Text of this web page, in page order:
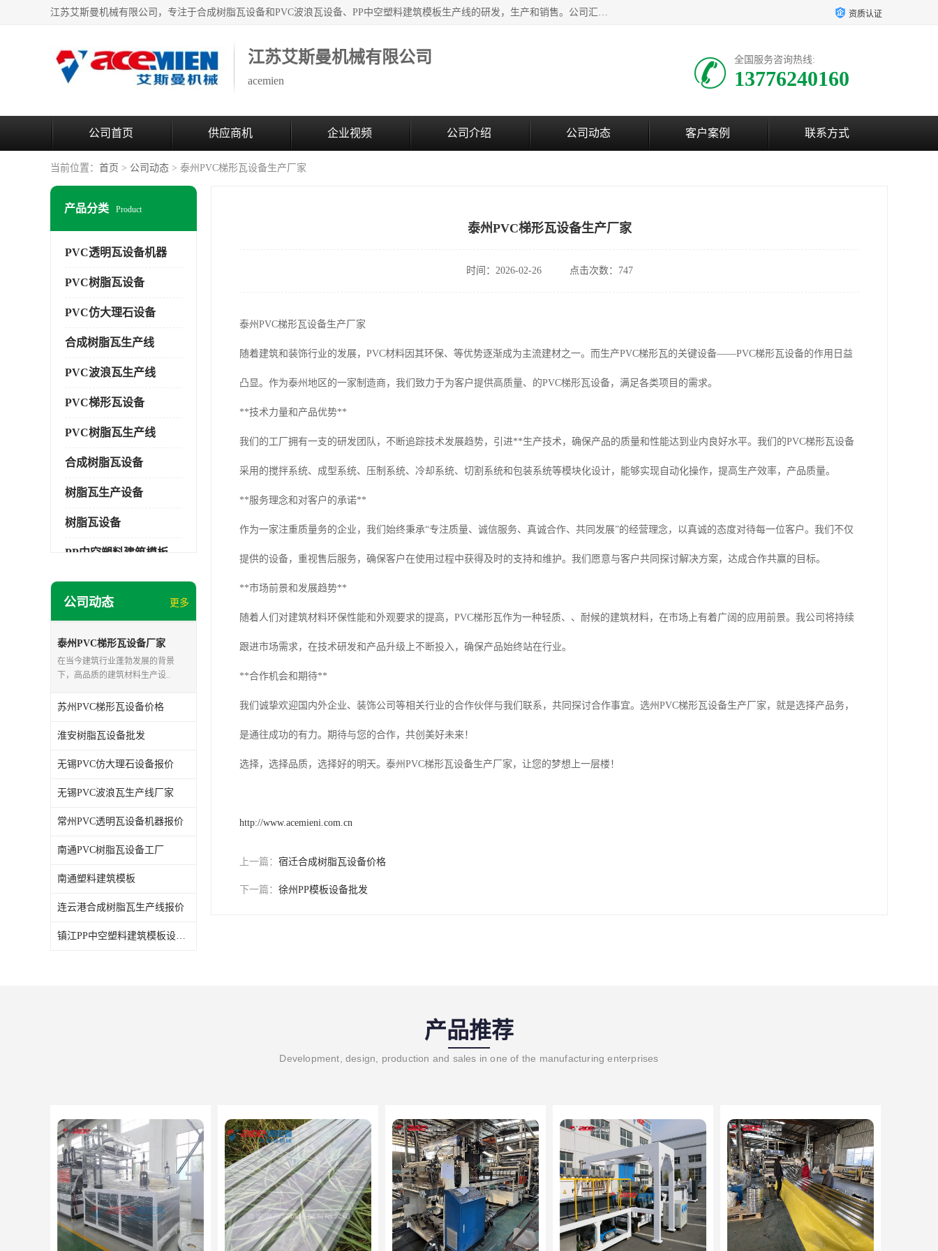
江苏艾斯曼机械有限公司，专注于合成树脂瓦设备和PVC波浪瓦设备、PP中空塑料建筑模板生产线的研发，生产和销售。公司汇集了一批专业技术领域的优秀人才，组成了以中青年科技精英为骨干的高素质科研队伍，在不断的产品研发实践中积累了丰富的产品设计经验和精深的理论知识。 资质认证
江苏艾斯曼机械有限公司
acemien
全国服务咨询热线:
13776240160
公司首页 供应商机 企业视频 公司介绍 公司动态 客户案例 联系方式
当前位置： 首页 > 公司动态 > 泰州PVC梯形瓦设备生产厂家
产品分类 Product
PVC透明瓦设备机器
PVC树脂瓦设备
PVC仿大理石设备
合成树脂瓦生产线
PVC波浪瓦生产线
PVC梯形瓦设备
PVC树脂瓦生产线
合成树脂瓦设备
树脂瓦生产设备
树脂瓦设备
塑料建筑模板
公司动态 更多
泰州PVC梯形瓦设备厂家
在当今建筑行业蓬勃发展的背景
下，高品质的建筑材料生产设..
苏州PVC梯形瓦设备价格
淮安树脂瓦设备批发
无锡PVC仿大理石设备报价
无锡PVC波浪瓦生产线厂家
常州PVC透明瓦设备机器报价
南通PVC树脂瓦设备工厂
南通塑料建筑模板
连云港合成树脂瓦生产线报价
镇江PP中空塑料建筑模板设备工厂
泰州PVC梯形瓦设备生产厂家
时间：2026-02-26 点击次数：747
泰州PVC梯形瓦设备生产厂家
随着建筑和装饰行业的发展，PVC材料因其环保、等优势逐渐成为主流建材之一。而生产PVC梯形瓦的关键设备——PVC梯形瓦设备的作用日益
凸显。作为泰州地区的一家制造商，我们致力于为客户提供高质量、的PVC梯形瓦设备，满足各类项目的需求。
**技术力量和产品优势**
我们的工厂拥有一支的研发团队，不断追踪技术发展趋势，引进**生产技术，确保产品的质量和性能达到业内良好水平。我们的PVC梯形瓦设备
采用的搅拌系统、成型系统、压制系统、冷却系统、切割系统和包装系统等模块化设计，能够实现自动化操作，提高生产效率，产品质量。
**服务理念和对客户的承诺**
作为一家注重质量务的企业，我们始终秉承“专注质量、诚信服务、真诚合作、共同发展”的经营理念，以真诚的态度对待每一位客户。我们不仅
提供的设备，重视售后服务，确保客户在使用过程中获得及时的支持和维护。我们愿意与客户共同探讨解决方案，达成合作共赢的目标。
**市场前景和发展趋势**
随着人们对建筑材料环保性能和外观要求的提高，PVC梯形瓦作为一种轻质、、耐候的建筑材料，在市场上有着广阔的应用前景。我公司将持续
跟进市场需求，在技术研发和产品升级上不断投入，确保产品始终站在行业。
**合作机会和期待**
我们诚挚欢迎国内外企业、装饰公司等相关行业的合作伙伴与我们联系，共同探讨合作事宜。选州PVC梯形瓦设备生产厂家，就是选择产品务，
是通往成功的有力。期待与您的合作，共创美好未来！
选择，选择品质，选择好的明天。泰州PVC梯形瓦设备生产厂家，让您的梦想上一层楼！
http://www.acemieni.com.cn
上一篇： 宿迁合成树脂瓦设备价格
下一篇： 徐州PP模板设备批发
产品推荐
Development, design, production and sales in one of the manufacturing enterprises